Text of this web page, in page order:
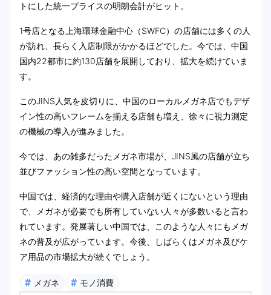
トにした統一プライスの明朗会計がヒット。
1号店となる上海環球金融中心（SWFC）の店舗には多くの人
が訪れ、長らく入店制限がかかるほどでした。今では、中国
国内22都市に約130店舗を展開しており、拡大を続けていま
す。
このJINS人気を皮切りに、中国のローカルメガネ店でもデザ
イン性の高いフレームを揃える店舗も増え、徐々に視力測定
の機械の導入が進みました。
今では、あの雑多だったメガネ市場が、JINS風の店舗が立ち
並びファッション性の高い空間となっています。
中国では、経済的な理由や購入店舗が近くにないという理由
で、メガネが必要でも所有していない人々が多数いると言わ
れています。発展著しい中国では、このような人々にもメガ
ネの普及が広がっています。今後、しばらくはメガネ及びケ
ア用品の市場拡大が続くでしょう。
# メガネ # モノ消費